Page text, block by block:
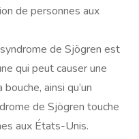
de personnes aux
de Sjögren est
qui peut causer une
ainsi qu’un
de Sjögren touche
aux États-Unis.